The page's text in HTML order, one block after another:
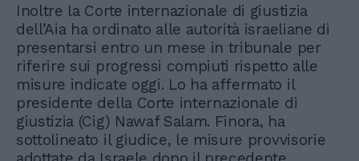
Inoltre la Corte internazionale di giustizia
dell’Aia ha ordinato alle autorità israeliane di
presentarsi entro un mese in tribunale per
riferire sui progressi compiuti rispetto alle
misure indicate oggi. Lo ha affermato il
presidente della Corte internazionale di
giustizia (Cig) Nawaf Salam. Finora, ha
sottolineato il giudice, le misure provvisorie